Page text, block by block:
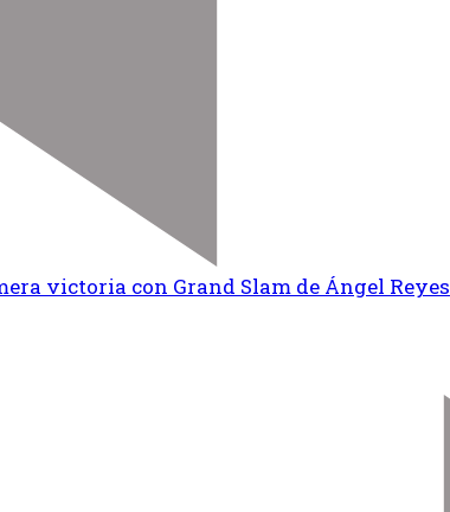
victoria con Grand Slam de Ángel Reyes